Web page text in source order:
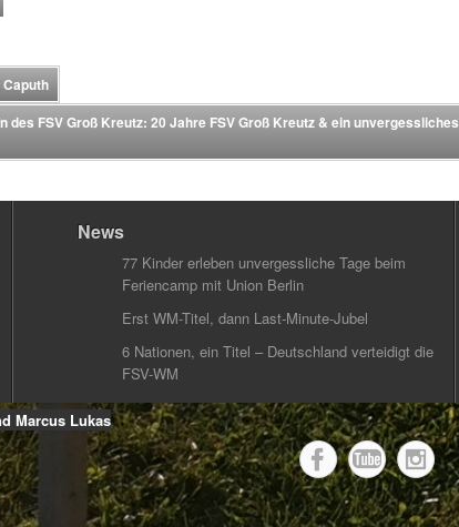
des FSV Groß Kreutz: 20 Jahre FSV Groß Kreutz & ein unvergessliches
News
77 Kinder erleben unvergessliche Tage beim
Feriencamp mit Union Berlin
Erst WM-Titel, dann Last-Minute-Jubel
6 Nationen, ein Titel – Deutschland verteidigt die
FSV-WM
Marcus Lukas